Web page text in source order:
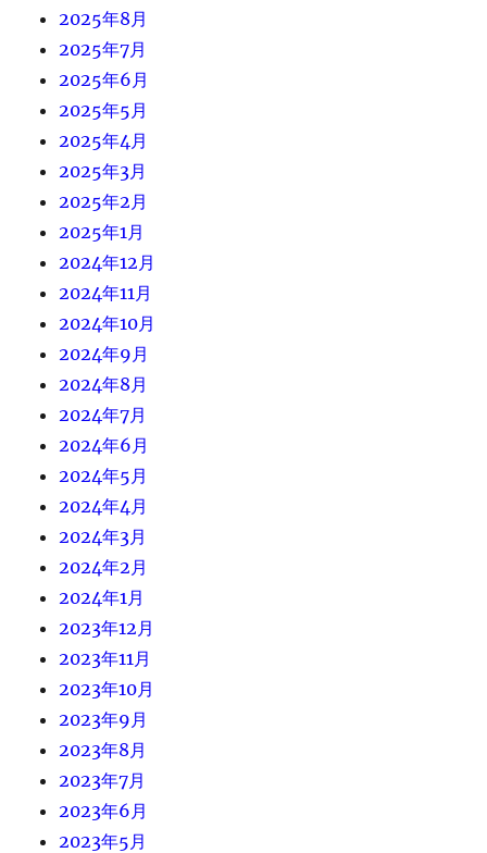
2025年8月
2025年7月
2025年6月
2025年5月
2025年4月
2025年3月
2025年2月
2025年1月
2024年12月
2024年11月
2024年10月
2024年9月
2024年8月
2024年7月
2024年6月
2024年5月
2024年4月
2024年3月
2024年2月
2024年1月
2023年12月
2023年11月
2023年10月
2023年9月
2023年8月
2023年7月
2023年6月
2023年5月